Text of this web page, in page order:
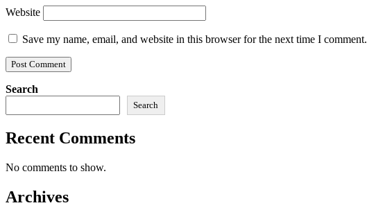
Website
Save my name, email, and website in this browser for the next time I comment.
Search
Search
Recent Comments
No comments to show.
Archives